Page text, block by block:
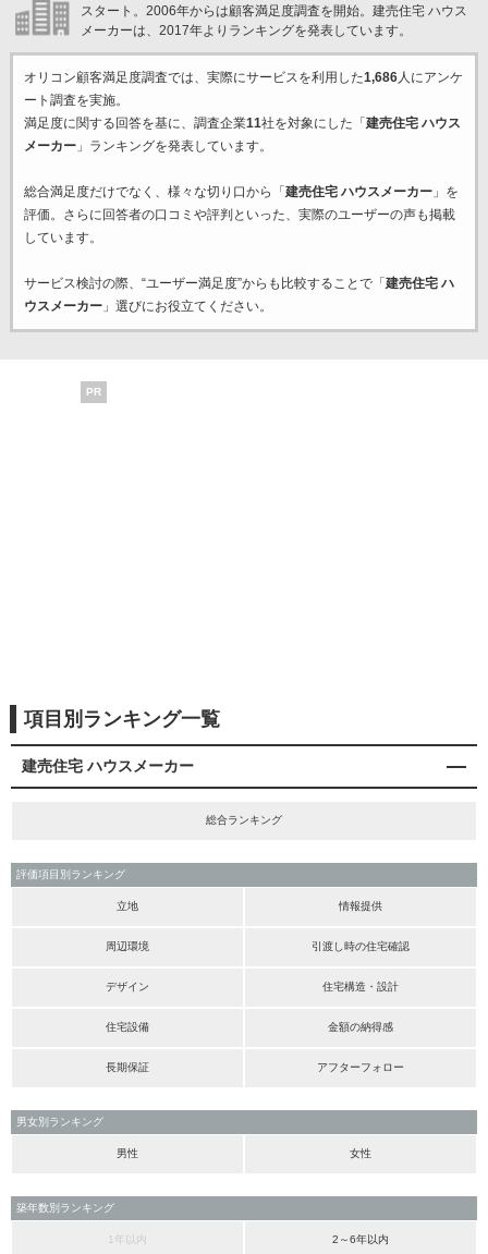
スタート。2006年からは顧客満足度調査を開始。建売住宅 ハウス
メーカーは、2017年よりランキングを発表しています。
オリコン顧客満足度調査では、実際にサービスを利用した1,686人にアンケ
ート調査を実施。
満足度に関する回答を基に、調査企業11社を対象にした「 建売住宅 ハウス
メーカー」ランキングを発表しています。
総合満足度だけでなく、様々な切り口から「 建売住宅 ハウスメーカー」を
評価。さらに回答者の口コミや評判といった、実際のユーザーの声も掲載
しています。
サービス検討の際、“ユーザー満足度”からも比較することで「 建売住宅 ハ
ウスメーカー」選びにお役立てください。
PR
項目別ランキング一覧
建売住宅 ハウスメーカー
総合ランキング
評価項目別ランキング
立地 情報提供
周辺環境 引渡し時の住宅確認
デザイン 住宅構造・設計
住宅設備 金額の納得感
長期保証 アフターフォロー
男女別ランキング
男性 女性
築年数別ランキング
1年以内 2～6年以内